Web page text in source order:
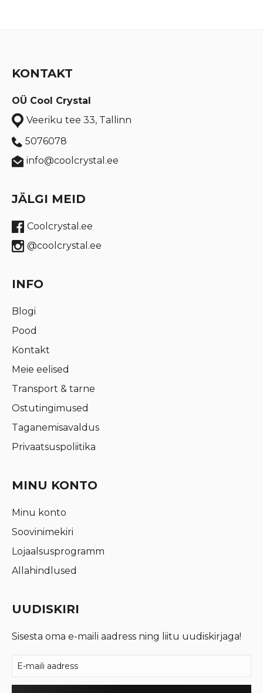
KONTAKT
OÜ Cool Crystal
Veeriku tee 33, Tallinn
5076078
info@coolcrystal.ee
JÄLGI MEID
Coolcrystal.ee
@coolcrystal.ee
INFO
Blogi
Pood
Kontakt
Meie eelised
Transport & tarne
Ostutingimused
Taganemisavaldus
Privaatsuspoliitika
MINU KONTO
Minu konto
Soovinimekiri
Lojaalsusprogramm
Allahindlused
UUDISKIRI
Sisesta oma e-maili aadress ning liitu uudiskirjaga!